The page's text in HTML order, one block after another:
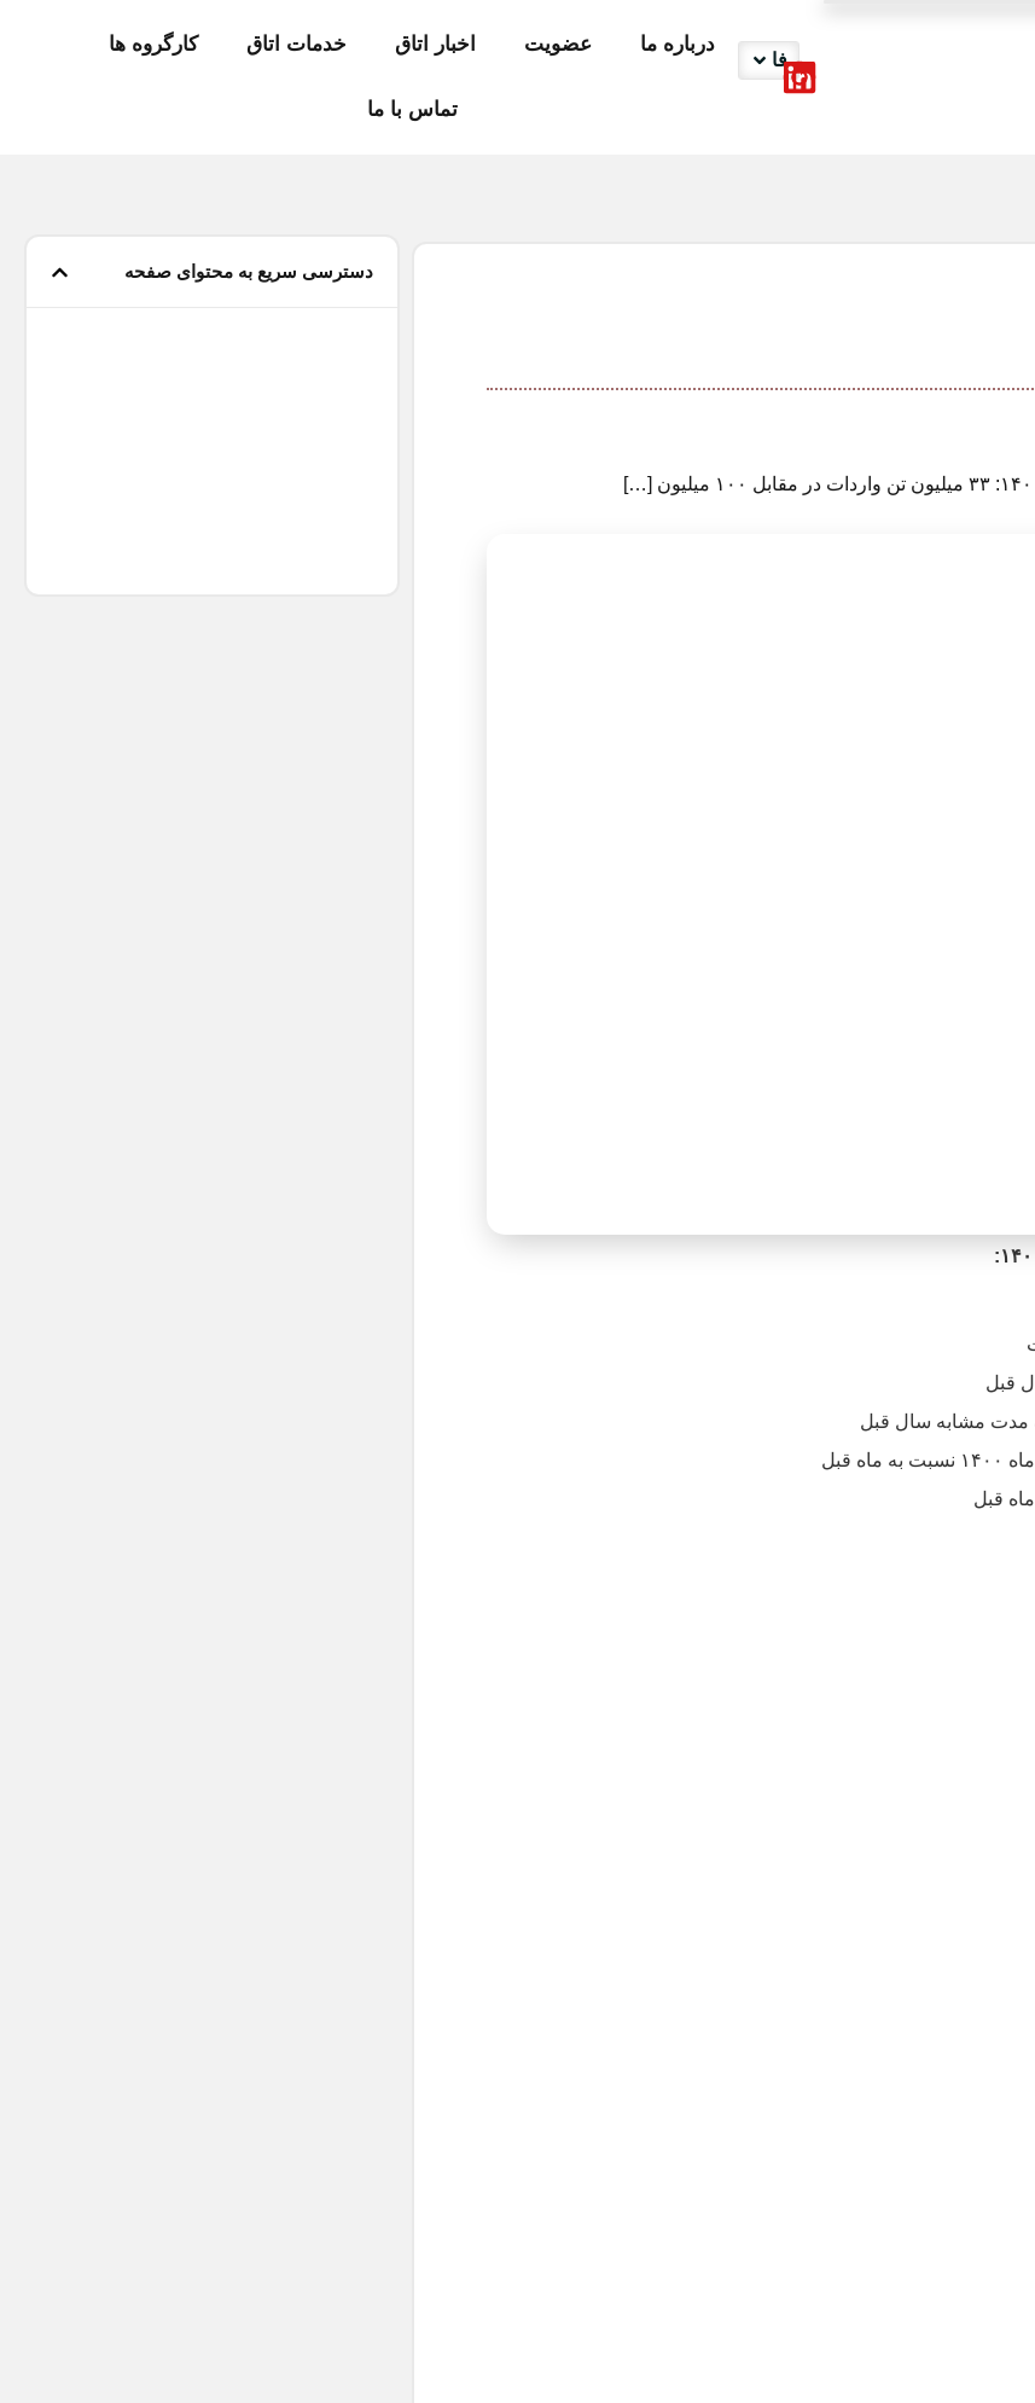
درباره ما عضویت اخبار اتاق خدمات اتاق کارگروه ها
تماس با ما
فا
دسترسی سریع به محتوای صفحه